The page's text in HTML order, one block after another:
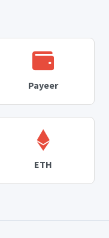
Payeer
ETH